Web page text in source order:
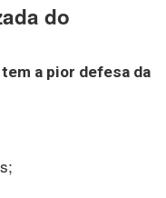
do
a pior defesa da